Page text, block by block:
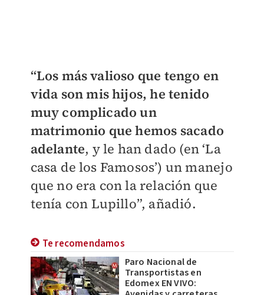
“Los más valioso que tengo en
vida son mis hijos, he tenido
muy complicado un
matrimonio que hemos sacado
adelante, y le han dado (en ‘La
casa de los Famosos’) un manejo
que no era con la relación que
tenía con Lupillo”, añadió.
Te recomendamos
Paro Nacional de
Transportistas en
Edomex EN VIVO: